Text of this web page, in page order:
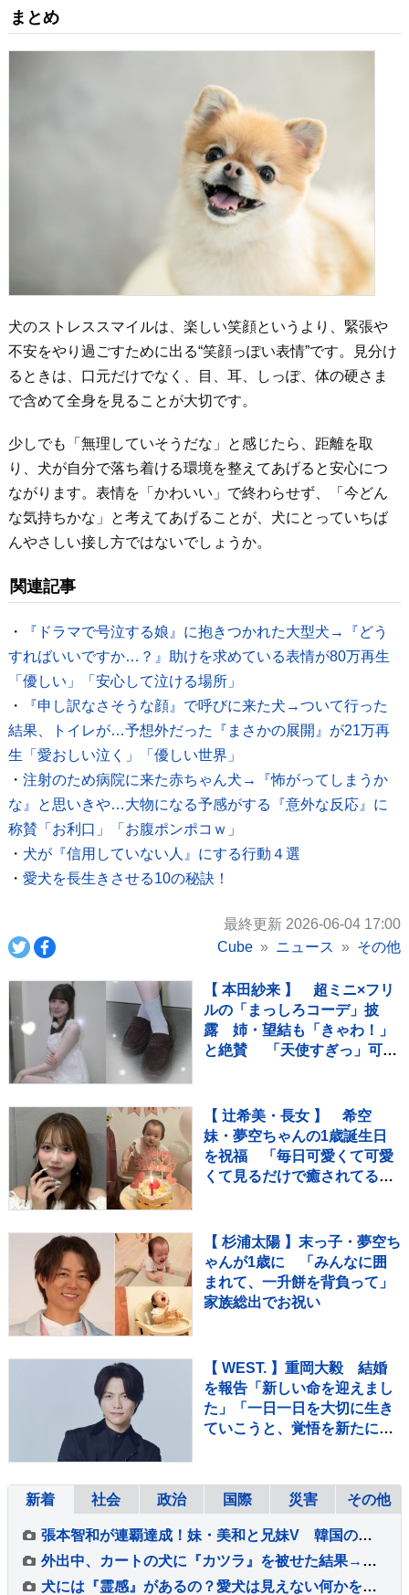
まとめ
犬のストレススマイルは、楽しい笑顔というより、緊張や
不安をやり過ごすために出る“笑顔っぽい表情”です。見分け
るときは、口元だけでなく、目、耳、しっぽ、体の硬さま
で含めて全身を見ることが大切です。
少しでも「無理していそうだな」と感じたら、距離を取
り、犬が自分で落ち着ける環境を整えてあげると安心につ
ながります。表情を「かわいい」で終わらせず、「今どん
な気持ちかな」と考えてあげることが、犬にとっていちば
んやさしい接し方ではないでしょうか。
関連記事
・
『ドラマで号泣する娘』に抱きつかれた大型犬→『どう
すればいいですか…？』助けを求めている表情が80万再生
「優しい」「安心して泣ける場所」
・
『申し訳なさそうな顔』で呼びに来た犬→ついて行った
結果、トイレが…予想外だった『まさかの展開』が21万再
生「愛おしい泣く」「優しい世界」
・ 注射のため病院に来た赤ちゃん犬→『怖がってしまうか
な』と思いきや…大物になる予感がする『意外な反応』に
称賛「お利口」「お腹ポンポコｗ」
・ 犬が『信用していない人』にする行動４選
・ 愛犬を長生きさせる10の秘訣！
最終更新 2026-06-04 17:00
Cube
ニュース その他
【 本田紗来 】 超ミニ×フリ
ルの「まっしろコーデ」披
露 姉・望結も「きゃわ！」
と絶賛 「天使すぎっ」可愛
【 辻希美・長女 】 希空
妹・夢空ちゃんの1歳誕生日
を祝福 「毎日可愛くて可愛
くて見るだけで癒されてる
【 杉浦太陽 】末っ子・夢空ち
ゃんが1歳に 「みんなに囲
まれて、一升餅を背負って」
家族総出でお祝い
【 WEST. 】重岡大毅 結婚
を報告「新しい命を迎えまし
た」「一日一日を大切に生き
ていこうと、覚悟を新たにし
新着 社会 政治 国際 災害 その他
張本智和が連覇達成！妹・美和と兄妹V 韓国のオ・ジュンソンに逆転勝利【WTTチャンピオンズ横浜】
外出中、カートの犬に『カツラ』を被せた結果→通りすがりの人に『赤ちゃん』と勘違いされて…『思わず納得する光景』とまんざらでもない顔に反響
犬には『霊感』があるの？愛犬は見えない何かを感知している？異様な行動の意味まで解説